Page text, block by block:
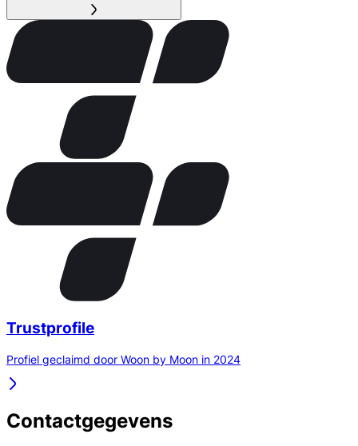
Trustprofile
Profiel geclaimd door Woon by Moon in 2024
Contactgegevens